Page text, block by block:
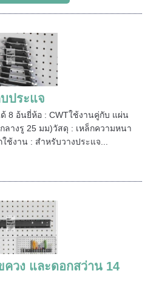
ประแจ
8 อ้นยี่ห้อ : CWTใช้งานคู่กับ แผ่น
ลางรู 25 มม)วัสดุ : เหล็กความหนา
ช้งาน : สำหรับวางประแจ...
วง และดอกสว่าน 14